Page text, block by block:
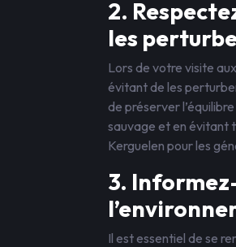
2.
les
Lors de votre visite
évitant de les
de préserver
sauvage et en évitant
Kerguelen pour les
3.
Il est essentiel de se